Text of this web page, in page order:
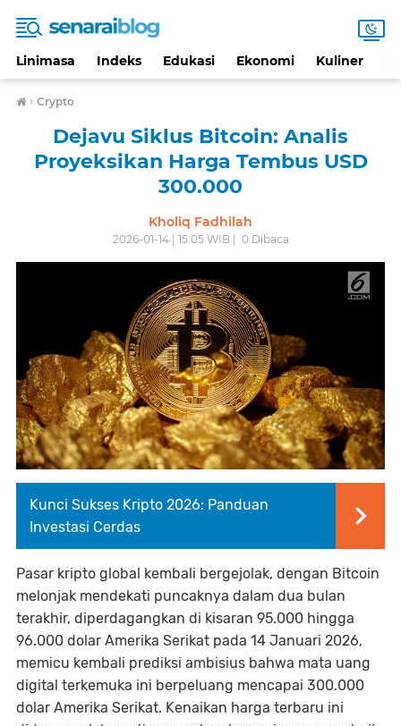
Linimasa Indeks Edukasi Ekonomi Kuliner
› Crypto
Dejavu Siklus Bitcoin: Analis
Proyeksikan Harga Tembus USD
300.000
Kholiq Fadhilah
2026-01-14 | 15:05 WIB | 0Dibaca
Kunci Sukses Kripto 2026: Panduan
Investasi Cerdas
Pasar kripto global kembali bergejolak, dengan Bitcoin
melonjak mendekati puncaknya dalam dua bulan
terakhir, diperdagangkan di kisaran 95.000 hingga
96.000 dolar Amerika Serikat pada 14 Januari 2026,
memicu kembali prediksi ambisius bahwa mata uang
digital terkemuka ini berpeluang mencapai 300.000
dolar Amerika Serikat. Kenaikan harga terbaru ini